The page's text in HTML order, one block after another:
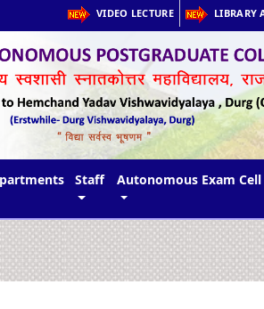
VIDEO LECTURE LIBRARY
Staff Autonomous Exam Cell